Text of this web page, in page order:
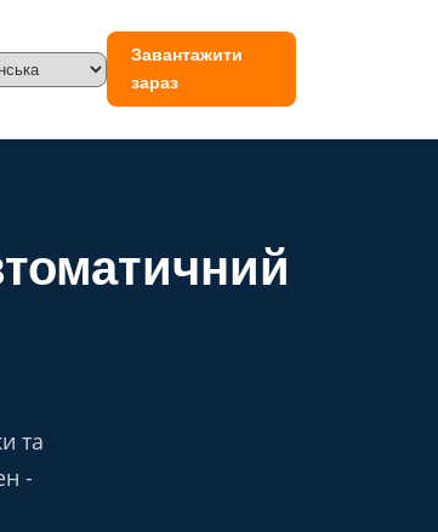
Завантажити
зараз
та
-